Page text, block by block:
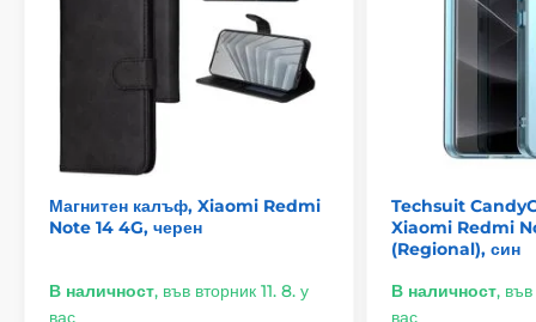
Магнитен калъф, Xiaomi Redmi
Note 14 4G, черен
В наличност, във вторник 11. 8. у
вас
Techsuit
Xiaomi Redmi
(Regional), син
В наличност, във
вас